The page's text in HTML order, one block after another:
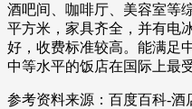
酒吧间、咖啡厅、美容室等
平方米，家具齐全，并有电
好，收费标准较高。能满足
中等水平的饭店在国际上最
参考资料来源：百度百科-酒